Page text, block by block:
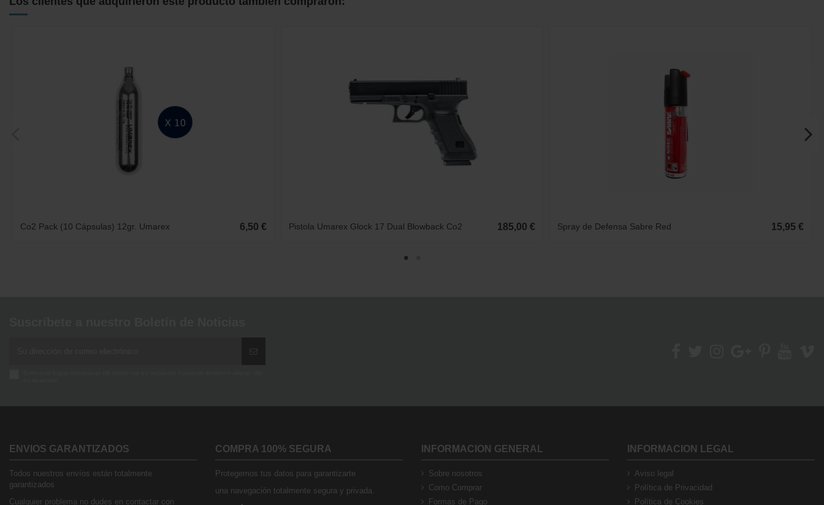
Co2 Pack (10 Cápsulas) 12gr. Umarex 6,50 € Pistola Umarex Glock 17 Dual Blowback Co2 185,00 € Spray de Defensa Sabre Red 15,95 €
ENVIOS GARANTIZADOS
Todos nuestros envíos están totalmente
garantizados
Cualquier problema no dudes en contactar con
COMPRA 100% SEGURA
Protegemos tus datos para garantizarte
una navegación totalmente segura y privada.
INFORMACION GENERAL
Sobre nosotros
Como Comprar
Formas de Pago
INFORMACION LEGAL
Aviso legal
Política de Privacidad
Política de Cookies